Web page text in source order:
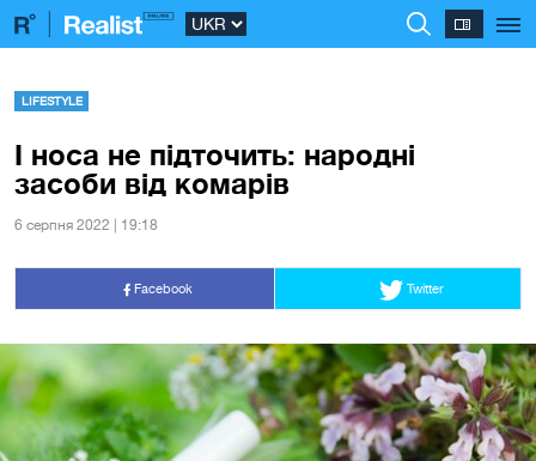
LIFESTYLE
І носа не підточить: народні
засоби від комарів
6 серпня 2022 | 19:18
Facebook Twitter